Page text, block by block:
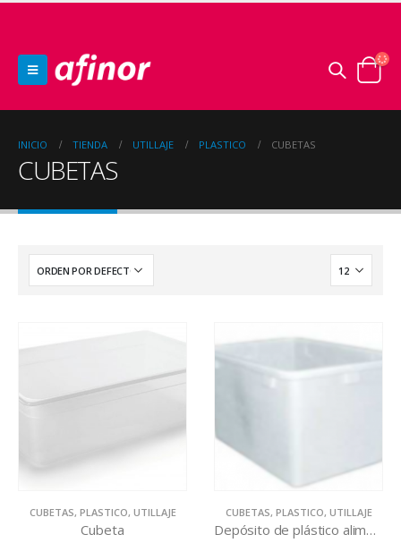
INICIO TIENDA UTILLAJE PLASTICO CUBETAS
CUBETAS
CUBETAS, PLASTICO, UTILLAJE
Cubeta
CUBETAS, PLASTICO, UTILLAJE
Depósito de plástico alimentario